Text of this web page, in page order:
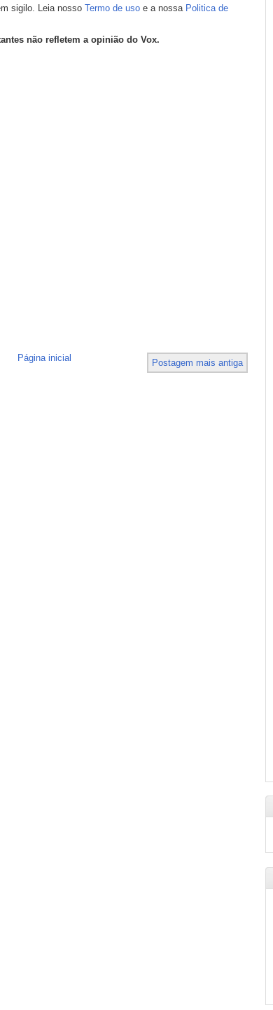
sigilo. Leia nosso Termo de uso e a nossa Politica de
não refletem a opinião do Vox.
Postagem mais antiga
Página inicial